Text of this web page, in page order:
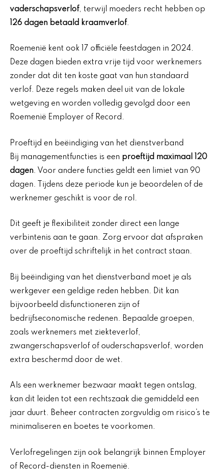
vaderschapsverlof, terwijl moeders recht hebben op
126 dagen betaald kraamverlof.
Roemenië kent ook 17 officiële feestdagen in 2024.
Deze dagen bieden extra vrije tijd voor werknemers
zonder dat dit ten koste gaat van hun standaard
verlof. Deze regels maken deel uit van de lokale
wetgeving en worden volledig gevolgd door een
Roemenië Employer of Record.
Proeftijd en beëindiging van het dienstverband
Bij managementfuncties is een proeftijd maximaal 120
dagen. Voor andere functies geldt een limiet van 90
dagen. Tijdens deze periode kun je beoordelen of de
werknemer geschikt is voor de rol.
Dit geeft je flexibiliteit zonder direct een lange
verbintenis aan te gaan. Zorg ervoor dat afspraken
over de proeftijd schriftelijk in het contract staan.
Bij beëindiging van het dienstverband moet je als
werkgever een geldige reden hebben. Dit kan
bijvoorbeeld disfunctioneren zijn of
bedrijfseconomische redenen. Bepaalde groepen,
zoals werknemers met ziekteverlof,
zwangerschapsverlof of ouderschapsverlof, worden
extra beschermd door de wet.
Als een werknemer bezwaar maakt tegen ontslag,
kan dit leiden tot een rechtszaak die gemiddeld een
jaar duurt. Beheer contracten zorgvuldig om risico’s te
minimaliseren en boetes te voorkomen.
Verlofregelingen zijn ook belangrijk binnen Employer
of Record-diensten in Roemenië.